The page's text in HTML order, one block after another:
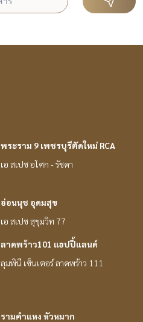
พระราม 9 เพชรบุรีตัดใหม่ RCA
เอ สเปซ อโศก - รัชดา
อ่อนนุช อุดมสุข
เอ สเปซ สุขุมวิท 77
ลาดพร้าว101 แฮปปี้แลนด์
ลุมพินี เซ็นเตอร์ ลาดพร้าว 111
รามคำแหง หัวหมาก